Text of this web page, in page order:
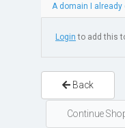
A domain I already
Login to add this
Back
Continue